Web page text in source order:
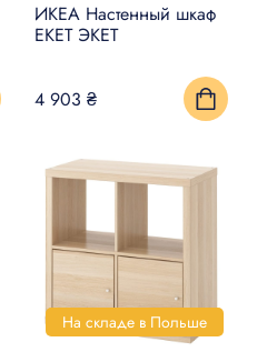
ИКЕА Настенный шкаф
EKET ЭКЕТ
4 903 ₴
На складе в Польше